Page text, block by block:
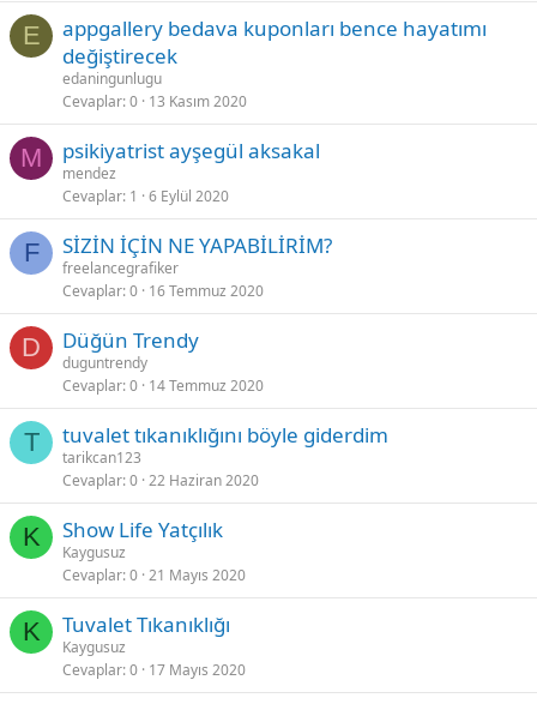
E
appgallery bedava kuponları bence hayatımı
değiştirecek
edaningunlugu
Cevaplar 0 13 Kasım 2020
M psikiyatrist ayşegül aksakal
mendez
Cevaplar 1 6 Eylül 2020
F SİZİN İÇİN NE YAPABİLİRİM?
freelancegrafiker
Cevaplar 0 16 Temmuz 2020
D Düğün Trendy
duguntrendy
Cevaplar 0 14 Temmuz 2020
T tuvalet tıkanıklığını böyle giderdim
tarikcan123
Cevaplar 0 22 Haziran 2020
K Show Life Yatçılık
Kaygusuz
Cevaplar 0 21 Mayıs 2020
K Tuvalet Tıkanıklığı
Kaygusuz
Cevaplar 0 17 Mayıs 2020